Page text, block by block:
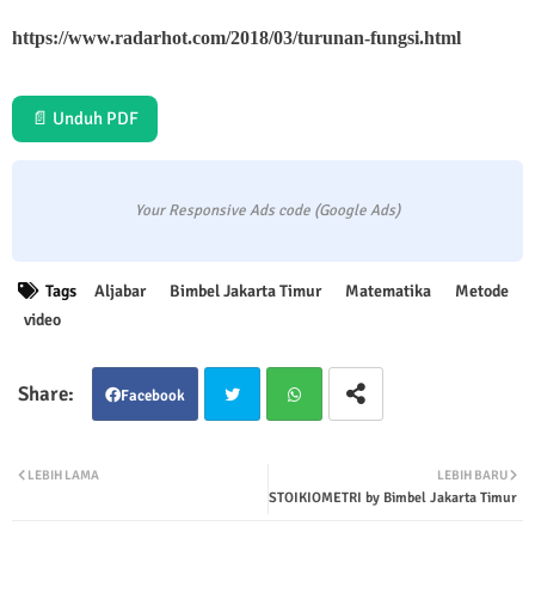
https://www.radarhot.com/2018/03/turunan-fungsi.html
📄 Unduh PDF
Your Responsive Ads code (Google Ads)
Tags Aljabar Bimbel Jakarta Timur Matematika
Metode
video
Facebook
tsap
LEBIH BARU
STOIKIOMETRI by Bimbel Jakarta Timur
LEBIH LAMA